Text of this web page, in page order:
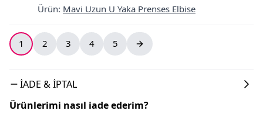
Ürün: Mavi Uzun U Yaka Prenses Elbise
1 2 3 4 5
İADE & İPTAL
Ürünlerimi nasıl iade ederim?